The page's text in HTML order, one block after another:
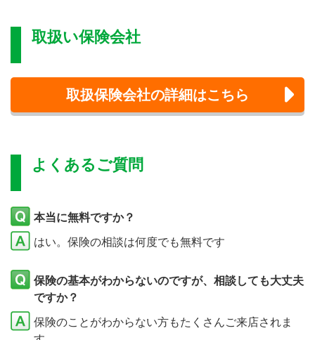
取扱い保険会社
取扱保険会社の詳細はこちら
よくあるご質問
本当に無料ですか？
はい。保険の相談は何度でも無料です
保険の基本がわからないのですが、相談しても大丈夫
ですか？
保険のことがわからない方もたくさんご来店されま